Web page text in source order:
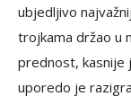
ubjedljivo
trojkama držao u
prednost, kasnije
uporedo je